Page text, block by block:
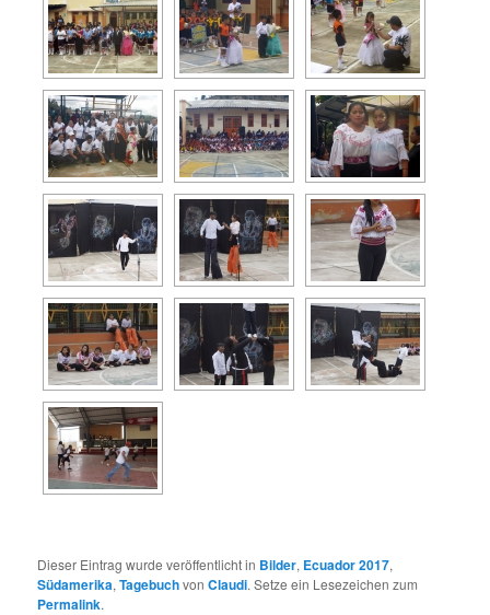
Dieser Eintrag wurde veröffentlicht in Bilder, Ecuador 2017,
Südamerika,TagebuchvonClaudi. Setze ein Lesezeichen zum
Permalink.